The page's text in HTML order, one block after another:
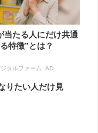
当たる人にだけ共通
特徴”とは？
タルファーム AD
りたい人だけ見